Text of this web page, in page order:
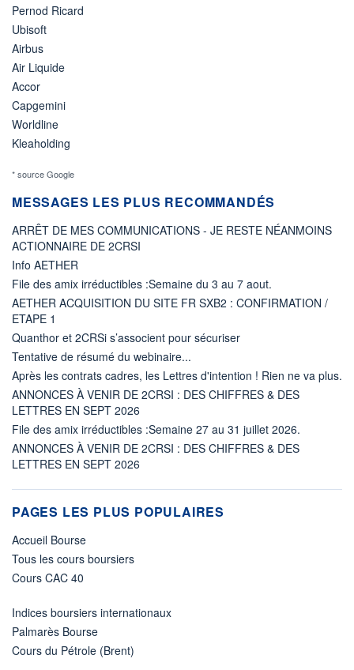
Pernod Ricard
Ubisoft
Airbus
Air Liquide
Accor
Capgemini
Worldline
Kleaholding
* source Google
MESSAGES LES PLUS RECOMMANDÉS
ARRÊT DE MES COMMUNICATIONS - JE RESTE NÉANMOINS
ACTIONNAIRE DE 2CRSI
Info AETHER
File des amix irréductibles :Semaine du 3 au 7 aout.
AETHER ACQUISITION DU SITE FR SXB2 : CONFIRMATION /
ETAPE 1
Quanthor et 2CRSi s’associent pour sécuriser
Tentative de résumé du webinaire...
Après les contrats cadres, les Lettres d'intention ! Rien ne va plus.
ANNONCES À VENIR DE 2CRSI : DES CHIFFRES & DES
LETTRES EN SEPT 2026
File des amix irréductibles :Semaine 27 au 31 juillet 2026.
ANNONCES À VENIR DE 2CRSI : DES CHIFFRES & DES
LETTRES EN SEPT 2026
PAGES LES PLUS POPULAIRES
Accueil Bourse
Tous les cours boursiers
Cours CAC 40
Indices boursiers internationaux
Palmarès Bourse
Cours du Pétrole (Brent)